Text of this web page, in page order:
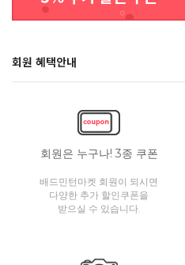
회원 혜택안내
회원은 누구나! 3종 쿠폰
배드민턴마켓 회원이 되시면
다양한 추가 할인쿠폰을
받으실 수 있습니다.